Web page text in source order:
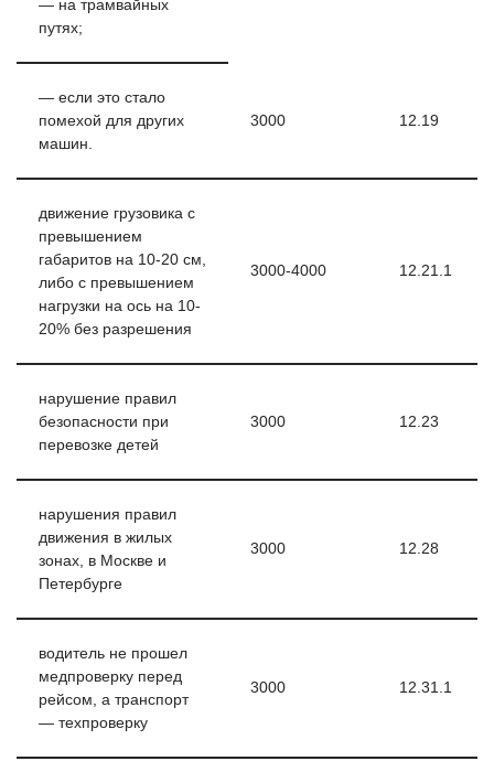
— на трамвайных
путях;
— если это стало
помехой для других
машин.
3000 12.19
движение грузовика с
превышением
габаритов на 10-20 см,
либо с превышением
нагрузки на ось на 10-
20% без разрешения
3000-4000 12.21.1
нарушение правил
безопасности при
перевозке детей
3000 12.23
нарушения правил
движения в жилых
зонах, в Москве и
Петербурге
3000 12.28
водитель не прошел
медпроверку перед
рейсом, а транспорт
— техпроверку
3000 12.31.1